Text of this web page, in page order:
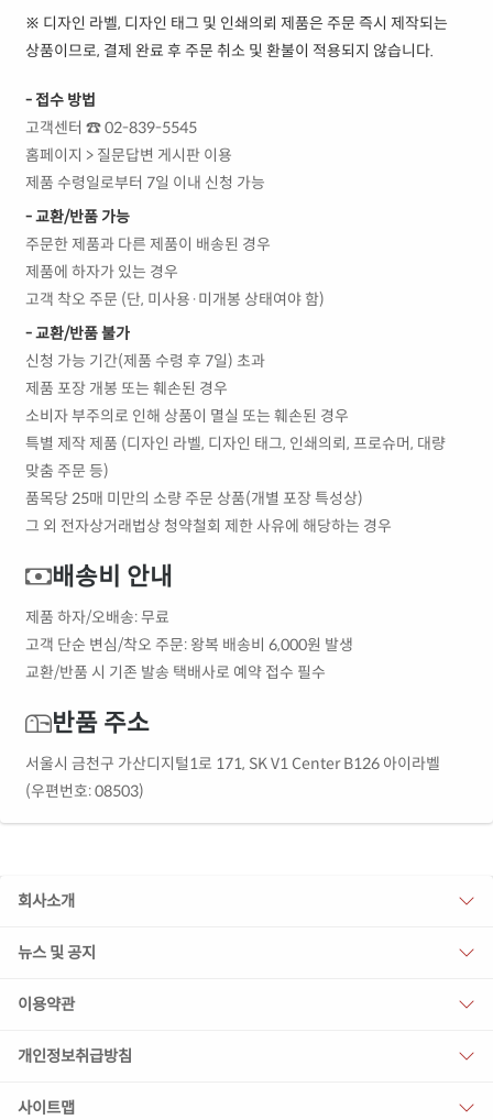
※ 디자인 라벨, 디자인 태그 및 인쇄의뢰 제품은 주문 즉시 제작되는
상품이므로, 결제 완료 후 주문 취소 및 환불이 적용되지 않습니다.
- 접수 방법
고객센터 ☎ 02-839-5545
홈페이지 > 질문답변 게시판 이용
제품 수령일로부터 7일 이내 신청 가능
- 교환/반품 가능
주문한 제품과 다른 제품이 배송된 경우
제품에 하자가 있는 경우
고객 착오 주문 (단, 미사용·미개봉 상태여야 함)
- 교환/반품 불가
신청 가능 기간(제품 수령 후 7일) 초과
제품 포장 개봉 또는 훼손된 경우
소비자 부주의로 인해 상품이 멸실 또는 훼손된 경우
특별 제작 제품 (디자인 라벨, 디자인 태그, 인쇄의뢰, 프로슈머, 대량
맞춤 주문 등)
품목당 25매 미만의 소량 주문 상품(개별 포장 특성상)
그 외 전자상거래법상 청약철회 제한 사유에 해당하는 경우
배송비 안내
제품 하자/오배송: 무료
고객 단순 변심/착오 주문: 왕복 배송비 6,000원 발생
교환/반품 시 기존 발송 택배사로 예약 접수 필수
반품 주소
서울시 금천구 가산디지털1로 171, SK V1 Center B126 아이라벨
(우편번호: 08503)
회사소개
뉴스 및 공지
이용약관
개인정보취급방침
사이트맵